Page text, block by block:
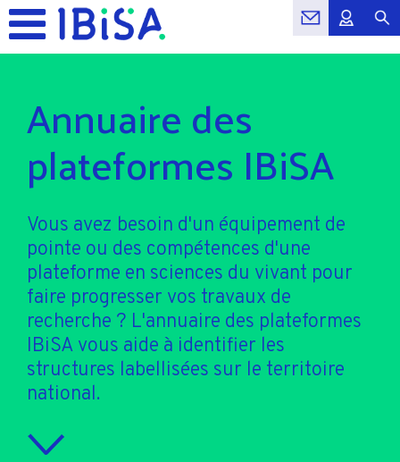
Annuaire des
plateformes IBiSA
Vous avez besoin d'un équipement de
pointe ou des compétences d'une
plateforme en sciences du vivant pour
faire progresser vos travaux de
recherche ? L'annuaire des plateformes
IBiSA vous aide à identifier les
structures labellisées sur le territoire
national.